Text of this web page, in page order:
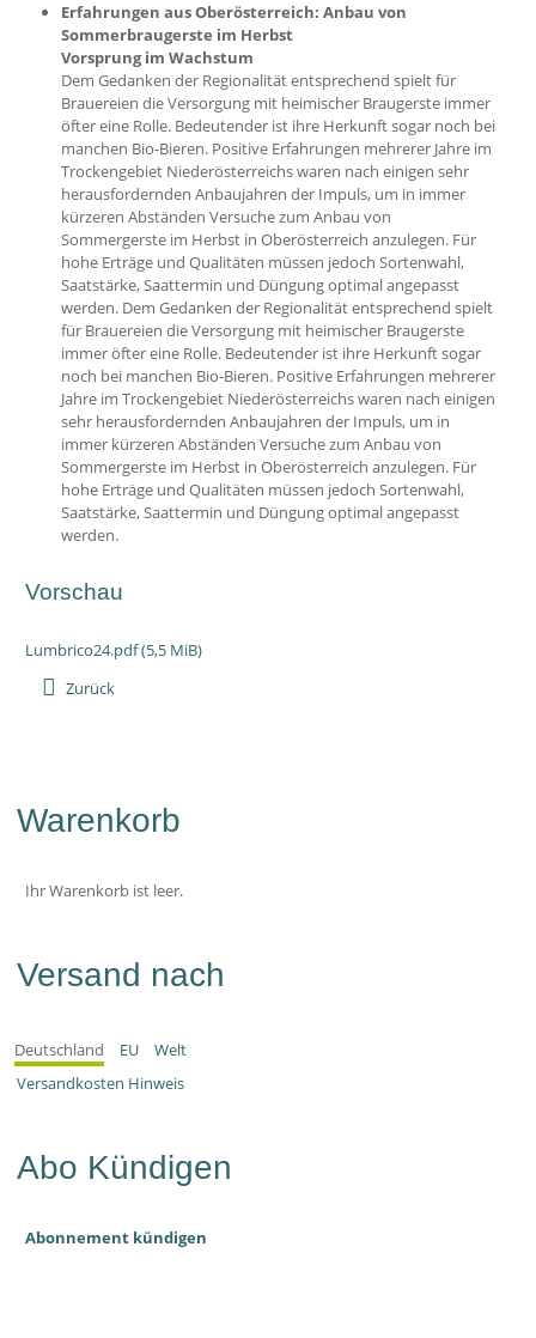
Erfahrungen aus Oberösterreich: Anbau von
Sommerbraugerste im Herbst
Vorsprung im Wachstum
Dem Gedanken der Regionalität entsprechend spielt für
Brauereien die Versorgung mit heimischer Braugerste immer
öfter eine Rolle. Bedeutender ist ihre Herkunft sogar noch bei
manchen Bio-Bieren. Positive Erfahrungen mehrerer Jahre im
Trockengebiet Niederösterreichs waren nach einigen sehr
herausfordernden Anbaujahren der Impuls, um in immer
kürzeren Abständen Versuche zum Anbau von
Sommergerste im Herbst in Oberösterreich anzulegen. Für
hohe Erträge und Qualitäten müssen jedoch Sortenwahl,
Saatstärke, Saattermin und Düngung optimal angepasst
werden. Dem Gedanken der Regionalität entsprechend spielt
für Brauereien die Versorgung mit heimischer Braugerste
immer öfter eine Rolle. Bedeutender ist ihre Herkunft sogar
noch bei manchen Bio-Bieren. Positive Erfahrungen mehrerer
Jahre im Trockengebiet Niederösterreichs waren nach einigen
sehr herausfordernden Anbaujahren der Impuls, um in
immer kürzeren Abständen Versuche zum Anbau von
Sommergerste im Herbst in Oberösterreich anzulegen. Für
hohe Erträge und Qualitäten müssen jedoch Sortenwahl,
Saatstärke, Saattermin und Düngung optimal angepasst
werden.
Vorschau
Lumbrico24.pdf(5,5 MiB)
Zurück
Warenkorb
Ihr Warenkorb ist leer.
Versand nach
Deutschland EU
Welt
Versandkosten Hinweis
Abo Kündigen
Abonnement kündigen